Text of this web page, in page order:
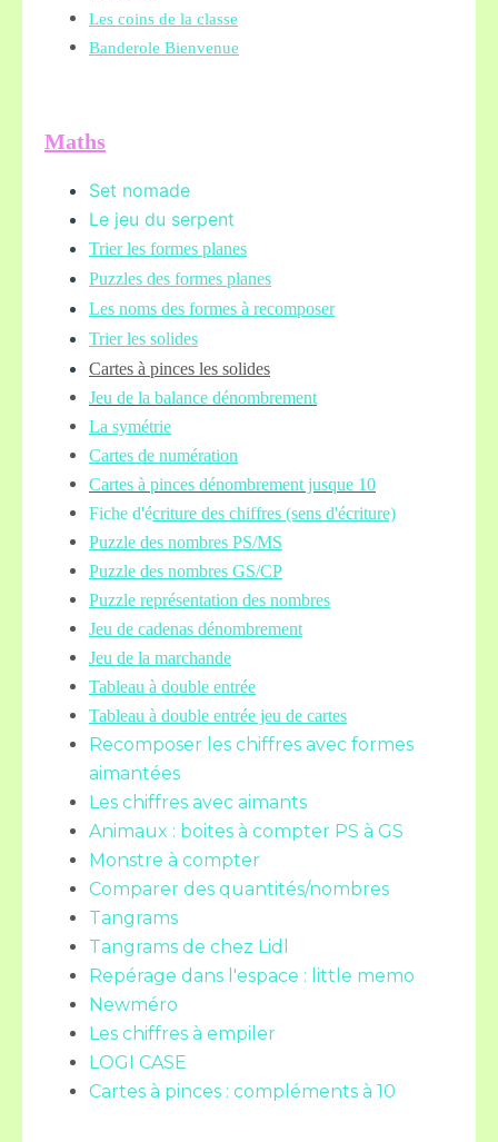
Les coins de la classe
Banderole Bienvenue
Maths
Set nomade
Le jeu du serpent
Trier les formes planes
Puzzles des formes planes
Les noms des formes à recomposer
Trier les solides
Cartes à pinces les solides
Jeu de la balance dénombrement
La symétrie
Cartes de numération
Cartes à pinces dénombrement jusque 10
Fiche d'écriture des chiffres (sens d'écriture)
Puzzle des nombres PS/MS
Puzzle des nombres GS/CP
Puzzle représentation des nombres
Jeu de cadenas dénombrement
Jeu de la marchande
Tableau à double entrée
Tableau à double entrée jeu de cartes
Recomposer les chiffres avec formes
aimantées
Les chiffres avec aimants
Animaux : boites à compter PS à GS
Monstre à compter
Comparer des quantités/nombres
Tangrams
Tangrams de chez Lidl
Repérage dans l'espace : little memo
Newméro
Les chiffres à empiler
LOGI CASE
Cartes à pinces : compléments à 10